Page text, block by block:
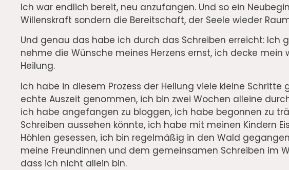
Ich war endlich bereit, neu anzufangen. Und so ein
Willenskraft sondern die Bereitschaft, der Seele wieder
Und genau das habe ich durch das Schreiben erreicht: Ich
nehme die Wünsche meines Herzens ernst, ich decke mein
Heilung.
Ich habe in diesem Prozess der Heilung viele kleine
echte Auszeit genommen, ich bin zwei Wochen alleine
ich habe angefangen zu bloggen, ich habe begonnen zu
Schreiben aussehen könnte, ich habe mit meinen Kindern
Höhlen gesessen, ich bin regelmäßig in den Wald
meine Freundinnen und dem gemeinsamen Schreiben im
dass ich nicht allein bin.